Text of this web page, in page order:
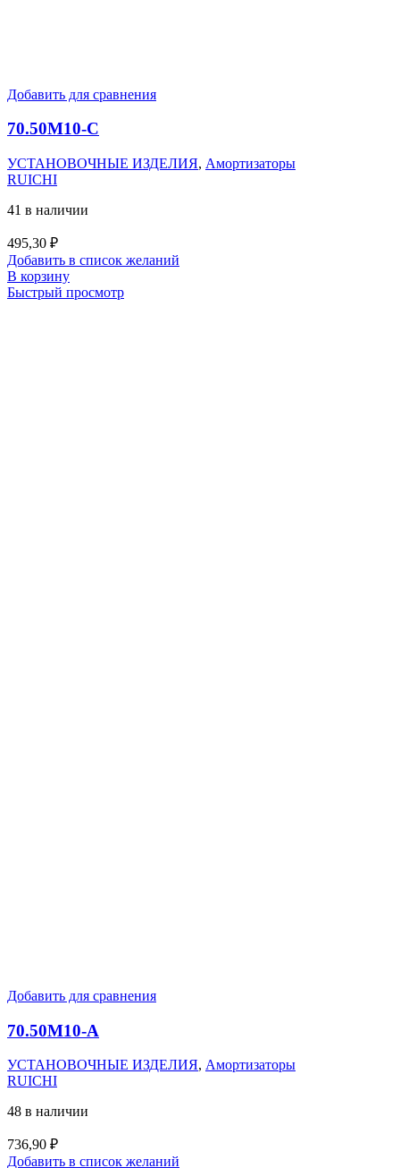
Добавить для сравнения
70.50M10-C
УСТАНОВОЧНЫЕ ИЗДЕЛИЯ, Амортизаторы
RUICHI
41 в наличии
495,30 ₽
Добавить в список желаний
В корзину
Быстрый просмотр
Добавить для сравнения
70.50M10-А
УСТАНОВОЧНЫЕ ИЗДЕЛИЯ, Амортизаторы
RUICHI
48 в наличии
736,90 ₽
Добавить в список желаний